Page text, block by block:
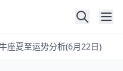
座夏至运势分析(6月22日)